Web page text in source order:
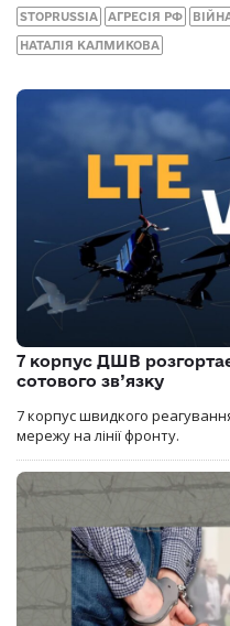
STOPRUSSIA АГРЕСІЯ РФ
НАТАЛІЯ КАЛМИКОВА
7 корпус ДШВ
сотового зв’язку
7 корпус швидкого
мережу на лінії фронту.